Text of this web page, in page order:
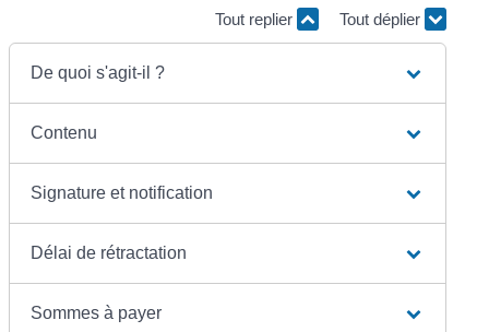
Tout replier Tout déplier
De quoi s'agit-il ?
Contenu
Signature et notification
Délai de rétractation
Sommes à payer